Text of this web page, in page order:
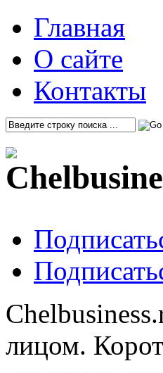
Главная
О сайте
Контакты
лицом.